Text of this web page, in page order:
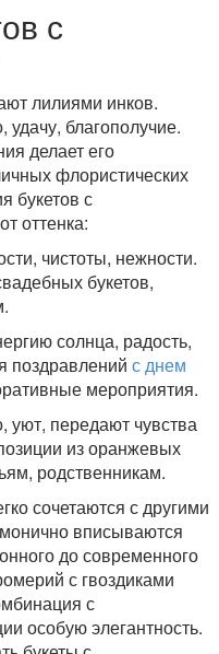
с
лилиями инков.
благополучие.
делает его
флористических
букетов с
оттенка:
чистоты, нежности.
букетов,
солнца, радость,
поздравлений с днем
мероприятия.
передают чувства
из оранжевых
родственникам.
сочетаются с другими
вписываются
до современного
с гвоздиками
с
особую элегантность.